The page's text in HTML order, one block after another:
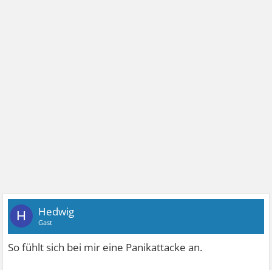
H Hedwig
Gast
So fühlt sich bei mir eine Panikattacke an.